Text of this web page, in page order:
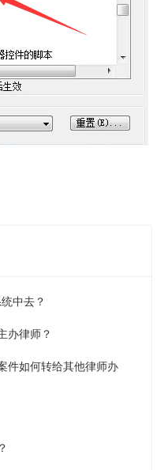
中去？
办律师？
件如何转给其他律师办